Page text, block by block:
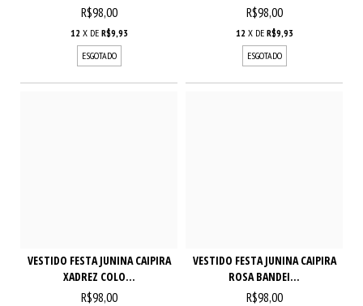
R$98,00
12 X DE R$9,93
ESGOTADO
R$98,00
12 X DE R$9,93
ESGOTADO
VESTIDO FESTA JUNINA CAIPIRA
XADREZ COLO...
R$98,00
VESTIDO FESTA JUNINA CAIPIRA
ROSA BANDEI...
R$98,00